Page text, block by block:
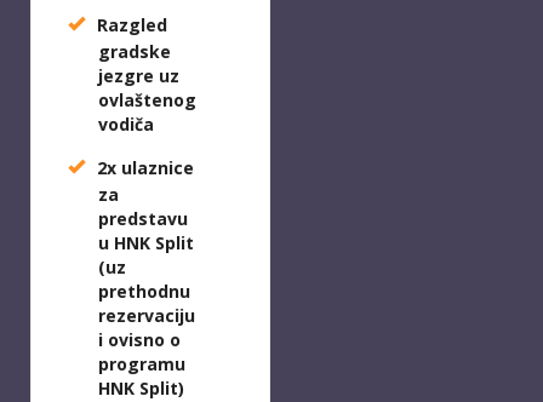
Razgled
gradske
jezgre uz
ovlaštenog
vodiča
2x ulaznice
za
predstavu
u HNK Split
(uz
prethodnu
rezervaciju
i ovisno o
programu
HNK Split)